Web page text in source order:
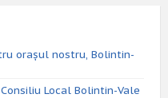
orașul nostru, Bolintin-
Local Bolintin-Vale